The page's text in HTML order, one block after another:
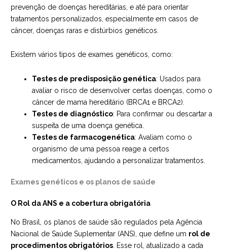
prevenção de doenças hereditárias, e até para orientar
tratamentos personalizados, especialmente em casos de
câncer, doenças raras e distúrbios genéticos.
Existem vários tipos de exames genéticos, como:
Testes de predisposição genética: Usados para
avaliar o risco de desenvolver certas doenças, como o
câncer de mama hereditário (BRCA1 e BRCA2).
Testes de diagnóstico: Para confirmar ou descartar a
suspeita de uma doença genética.
Testes de farmacogenética: Avaliam como o
organismo de uma pessoa reage a certos
medicamentos, ajudando a personalizar tratamentos.
Exames genéticos e os planos de saúde
O Rol da ANS e a cobertura obrigatória
No Brasil, os planos de saúde são regulados pela Agência
Nacional de Saúde Suplementar (ANS), que define um rol de
procedimentos obrigatórios . Esse rol, atualizado a cada